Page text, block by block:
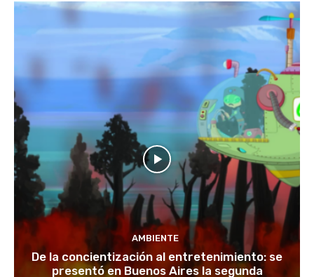
AMBIENTE
De la concientización al entretenimiento: se
presentó en Buenos Aires la segunda